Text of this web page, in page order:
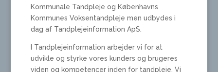
Kommunale Tandpleje og Københavns
Kommunes Voksentandpleje men udbydes i
dag af Tandplejeinformation ApS.
I Tandplejeinformation arbejder vi for at
udvikle og styrke vores kunders og brugeres
viden og kompetencer inden for tandpleje. Vi